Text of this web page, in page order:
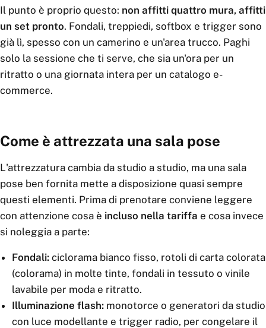
Il punto è proprio questo: non affitti quattro mura, affitti
un set pronto. Fondali, treppiedi, softbox e trigger sono
già lì, spesso con un camerino e un'area trucco. Paghi
solo la sessione che ti serve, che sia un'ora per un
ritratto o una giornata intera per un catalogo e-
commerce.
Come è attrezzata una sala pose
L'attrezzatura cambia da studio a studio, ma una sala
pose ben fornita mette a disposizione quasi sempre
questi elementi. Prima di prenotare conviene leggere
con attenzione cosa è incluso nella tariffa e cosa invece
si noleggia a parte:
Fondali: ciclorama bianco fisso, rotoli di carta colorata
(colorama) in molte tinte, fondali in tessuto o vinile
lavabile per moda e ritratto.
Illuminazione flash: monotorce o generatori da studio
con luce modellante e trigger radio, per congelare il